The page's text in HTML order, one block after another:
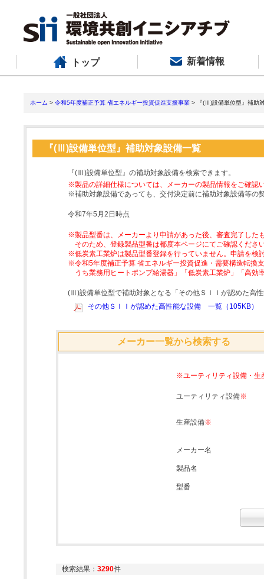
トップ 新着情報
ホーム > 令和5年度補正予算 省エネルギー投資促進支援事業 > 『(Ⅲ)設備単位型』補助
『(Ⅲ)設備単位型』補助対象設備一覧
『(Ⅲ)設備単位型』の補助対象設備を検索できます。
※製品の詳細仕様については、メーカーの製品情報をご確認
※補助対象設備であっても、交付決定前に補助対象設備等の
令和7年5月2日時点
※製品型番は、メーカーより申請があった後、審査完了した
そのため、登録製品型番は都度本ページにてご確認くださ
※低炭素工業炉は製品型番登録を行っていません。申請を検
※令和5年度補正予算 省エネルギー投資促進・需要構造転換
うち業務用ヒートポンプ給湯器」「低炭素工業炉」「高
(Ⅲ)設備単位型で補助対象となる「その他ＳＩＩが認めた高
その他ＳＩＩが認めた高性能な設備 一覧（105KB）
メーカー一覧から検索する
※ユーティリティ設備・生
ユーティリティ設備※
生産設備※
メーカー名
製品名
型番
検索結果： 3290件